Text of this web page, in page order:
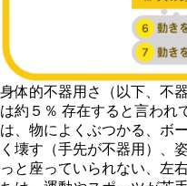
身体的不器用さ（以下、不
は約５％ 存在すると言われ
は、物によくぶつかる、ボ
く壊す（手先が不器用）、
っと座っていられない、左